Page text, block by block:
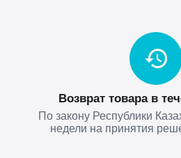
Возврат товара в
По закону Республики
недели на принятия